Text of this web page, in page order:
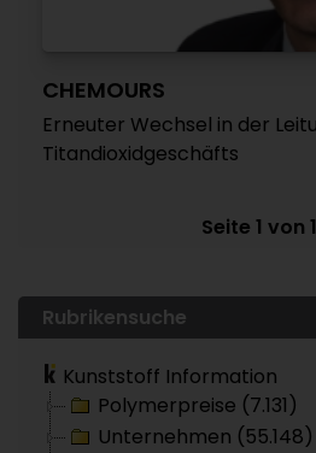
CHEMOURS
Erneuter Wechsel in der
Titandioxidgeschäfts
Seite 1 von
Rubrikensuche
Kunststoff Information
Polymerpreise (7.131)
Unternehmen (55.148)